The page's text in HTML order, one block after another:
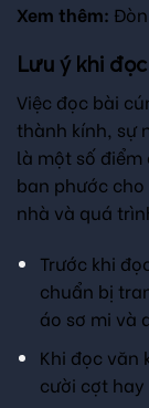
Xem thêm:
Lưu ý khi
Việc đọc bài
thành kính, sự
là một số
ban phước
nhà và quá
Trước khi
chuẩn bị
áo sơ mi và
Khi đọc văn
cười cợt